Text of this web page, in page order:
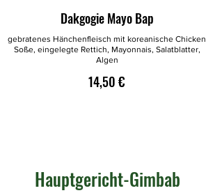
Dakgogie Mayo Bap
gebratenes Hänchenfleisch mit koreanische Chicken
Soße, eingelegte Rettich, Mayonnais, Salatblatter,
Algen
14,50 €
Hauptgericht-Gimbab